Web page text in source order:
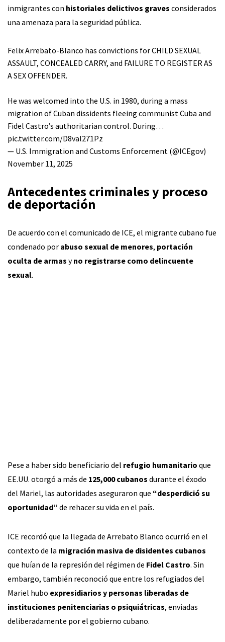
inmigrantes con historiales delictivos graves considerados
una amenaza para la seguridad pública.
Felix Arrebato-Blanco has convictions for CHILD SEXUAL
ASSAULT, CONCEALED CARRY, and FAILURE TO REGISTER AS
A SEX OFFENDER.
He was welcomed into the U.S. in 1980, during a mass
migration of Cuban dissidents fleeing communist Cuba and
Fidel Castro’s authoritarian control. During…
pic.twitter.com/D8val271Pz
— U.S. Immigration and Customs Enforcement (@ICEgov)
November 11, 2025
Antecedentes criminales y proceso
de deportación
De acuerdo con el comunicado de ICE, el migrante cubano fue
condenado por abuso sexual de menores, portación
oculta de armas yno registrarse como delincuente
sexual.
Pese a haber sido beneficiario del refugio humanitario que
EE.UU. otorgó a más de 125,000 cubanos durante el éxodo
del Mariel, las autoridades aseguraron que “desperdició su
oportunidad” de rehacer su vida en el país.
ICE recordó que la llegada de Arrebato Blanco ocurrió en el
contexto de la migración masiva de disidentes cubanos
que huían de la represión del régimen de Fidel Castro. Sin
embargo, también reconoció que entre los refugiados del
Mariel hubo expresidiarios y personas liberadas de
instituciones penitenciarias o psiquiátricas, enviadas
deliberadamente por el gobierno cubano.